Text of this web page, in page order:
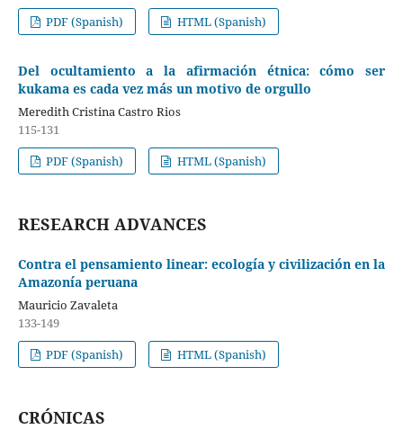
PDF (Spanish)
HTML (Spanish)
Del ocultamiento a la afirmación étnica: cómo ser
kukama es cada vez más un motivo de orgullo
Meredith Cristina Castro Rios
115-131
PDF (Spanish)
HTML (Spanish)
RESEARCH ADVANCES
Contra el pensamiento linear: ecología y civilización en la
Amazonía peruana
Mauricio Zavaleta
133-149
PDF (Spanish)
HTML (Spanish)
CRÓNICAS